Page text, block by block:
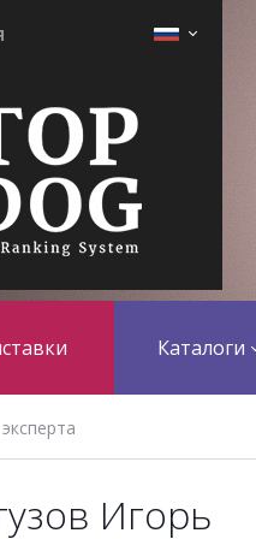
Каталоги
Игорь